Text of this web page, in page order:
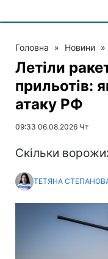
Головна » Новини »
Летіли
прильотів:
атаку РФ
09:33 06.08.2026 Чт
Скільки
ТЕТЯНА